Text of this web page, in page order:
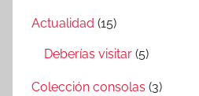
Actualidad (15)
Deberías visitar (5)
Colección consolas (3)